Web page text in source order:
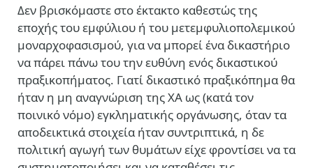
Δεν βρισκόμαστε στο έκτακτο καθεστώς της
εποχής του εμφύλιου ή του μετεμφυλιοπολεμικού
μοναρχοφασισμού, για να μπορεί ένα δικαστήριο
να πάρει πάνω του την ευθύνη ενός δικαστικού
πραξικοπήματος. Γιατί δικαστικό πραξικόπημα θα
ήταν η μη αναγνώριση της ΧΑ ως (κατά τον
ποινικό νόμο) εγκληματικής οργάνωσης, όταν τα
αποδεικτικά στοιχεία ήταν συντριπτικά, η δε
πολιτική αγωγή των θυμάτων είχε φροντίσει να τα